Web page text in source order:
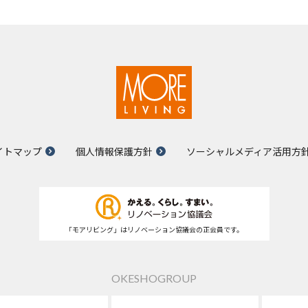
トマップ 個人情報保護方針 ソーシャルメディア活用方
「モアリビング」はリノベーション協議会の正会員です。
OKESHOGROUP